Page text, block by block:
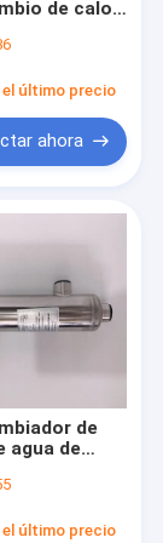
para piscina
de farmacia
de calor
último precio
ahora
de
agua de
para
bomba
último precio